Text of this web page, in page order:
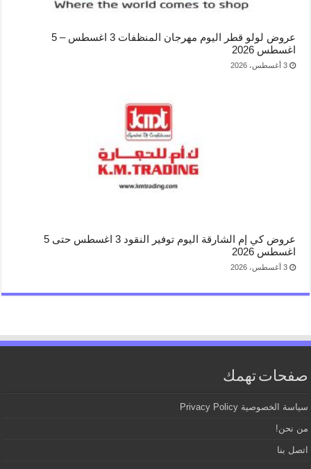
عروض لولو قطر اليوم مهرجان المنظفات 3 اغسطس – 5
اغسطس 2026
3 أغسطس، 2026
عروض كي إم الشارقة اليوم توفير النقود 3 اغسطس حتى 5
اغسطس 2026
3 أغسطس، 2026
صفحات تهمك
سياسة الخصوصية Privacy Policy
من نحن!
اتصل بنا